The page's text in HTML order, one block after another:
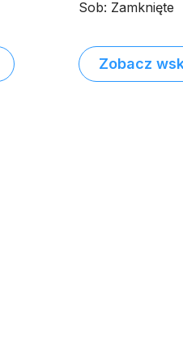
Sob: Zamknięte
Zobacz